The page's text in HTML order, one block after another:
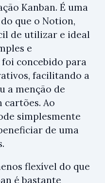
Kanban. É uma
que o Notion,
de utilizar e ideal
e
concebido para
facilitando a
a menção de
cartões. Ao
simplesmente
de uma
flexível do que
é bastante